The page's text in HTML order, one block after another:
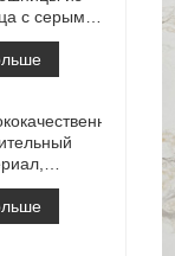
с серыми
с
| Кварц
по
светло-